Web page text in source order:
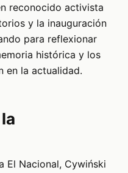
reconocido activista
y la inauguración
para reflexionar
histórica y los
en la actualidad.
El Nacional, Cywiński